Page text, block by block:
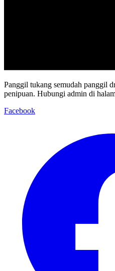
Panggil tukang semudah panggil
penipuan. Hubungi admin di
Facebook